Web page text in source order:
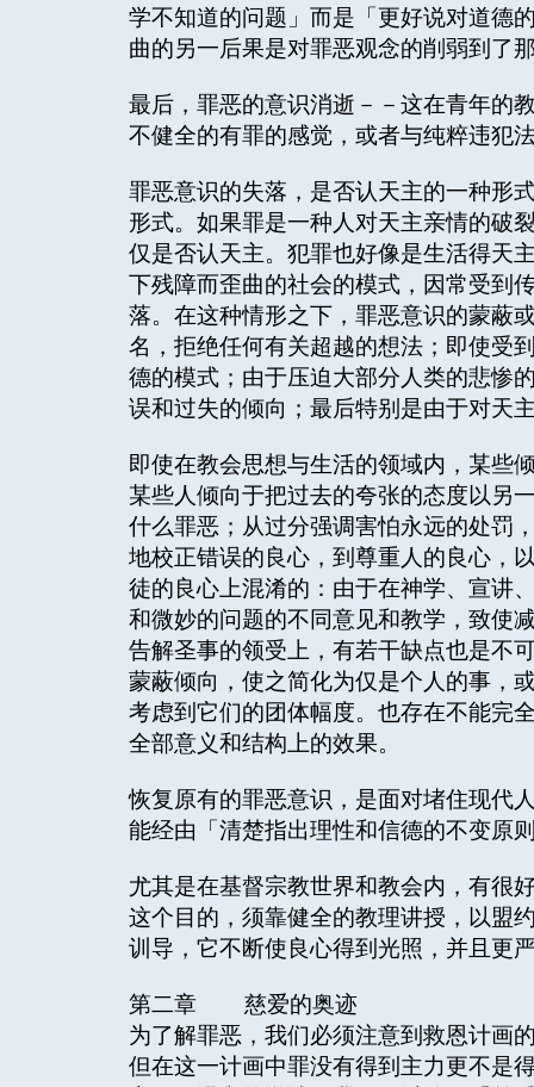
学不知道的问题」而是「更好说对道德
曲的另一后果是对罪恶观念的削弱到了
最后，罪恶的意识消逝－－这在青年的
不健全的有罪的感觉，或者与纯粹违犯
罪恶意识的失落，是否认天主的一种形
形式。如果罪是一种人对天主亲情的破
仅是否认天主。犯罪也好像是生活得天
下残障而歪曲的社会的模式，因常受到
落。在这种情形之下，罪恶意识的蒙蔽
名，拒绝任何有关超越的想法；即使受
德的模式；由于压迫大部分人类的悲惨
误和过失的倾向；最后特别是由于对天
即使在教会思想与生活的领域内，某些
某些人倾向于把过去的夸张的态度以另
什么罪恶；从过分强调害怕永远的处罚
地校正错误的良心，到尊重人的良心，
徒的良心上混淆的：由于在神学、宣讲
和微妙的问题的不同意见和教学，致使
告解圣事的领受上，有若干缺点也是不
蒙蔽倾向，使之简化为仅是个人的事，
考虑到它们的团体幅度。也存在不能完
全部意义和结构上的效果。
恢复原有的罪恶意识，是面对堵住现代
能经由「清楚指出理性和信德的不变原
尤其是在基督宗教世界和教会内，有很
这个目的，须靠健全的教理讲授，以盟
训导，它不断使良心得到光照，并且更
第二章 慈爱的奥迹
为了解罪恶，我们必须注意到救恩计画
但在这一计画中罪没有得到主力更不是